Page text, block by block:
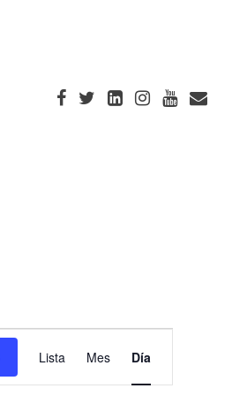
Navegación
de
Lista Mes Día